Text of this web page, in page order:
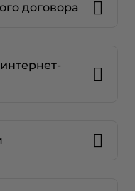
договора